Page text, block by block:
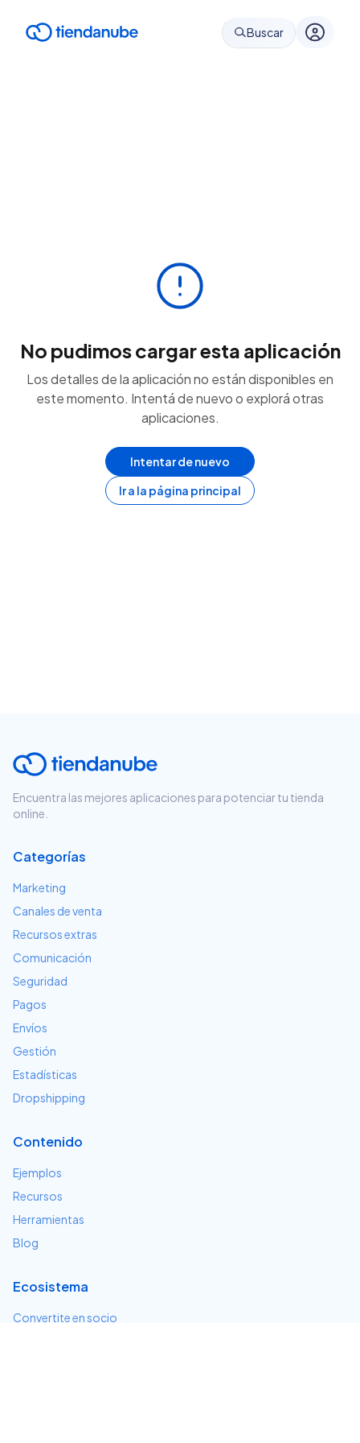
Buscar
No pudimos cargar esta aplicación
Los detalles de la aplicación no están disponibles en
este momento. Intentá de nuevo o explorá otras
aplicaciones.
Intentar de nuevo
Ir a la página principal
Encuentra las mejores aplicaciones para potenciar tu tienda
online.
Categorías
Marketing
Canales de venta
Recursos extras
Comunicación
Seguridad
Pagos
Envíos
Gestión
Estadísticas
Dropshipping
Contenido
Ejemplos
Recursos
Herramientas
Blog
Ecosistema
Convertite en socio